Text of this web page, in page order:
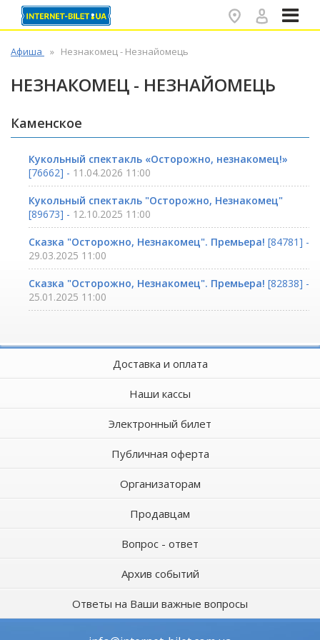
Афиша Незнакомец - Незнайомець
НЕЗНАКОМЕЦ - НЕЗНАЙОМЕЦЬ
Каменское
Кукольный спектакль «Осторожно, незнакомец!»
[76662] - 11.04.2026 11:00
Кукольный спектакль "Осторожно, Незнакомец"
[89673] - 12.10.2025 11:00
Сказка "Осторожно, Незнакомец". Премьера! [84781] -
29.03.2025 11:00
Сказка "Осторожно, Незнакомец". Премьера! [82838] -
25.01.2025 11:00
Доставка и оплата
Наши кассы
Электронный билет
Публичная оферта
Организаторам
Продавцам
Вопрос - ответ
Архив событий
Ответы на Ваши важные вопросы